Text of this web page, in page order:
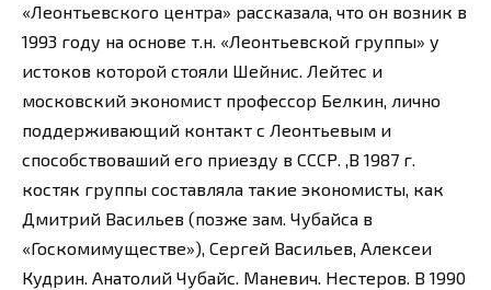
«Леонтьевского центра» рассказала, что он возник в
1993 году на основе т.н. «Леонтьевской группы» у
истоков которой стояли Шейнис. Лейтес и
московский экономист профессор Белкин, лично
поддерживающий контакт с Леонтьевым и
способствоваший его приезду в СССР. ,В 1987 г.
костяк группы составляла такие экономисты, как
Дмитрий Васильев (позже зам. Чубайса в
«Госкомимуществе»), Сергей Васильев, Алексеи
Кудрин. Анатолий Чубайс. Маневич. Нестеров. В 1990